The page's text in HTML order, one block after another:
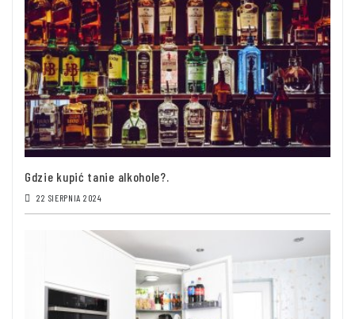
Gdzie kupić tanie alkohole?.
22 SIERPNIA 2024